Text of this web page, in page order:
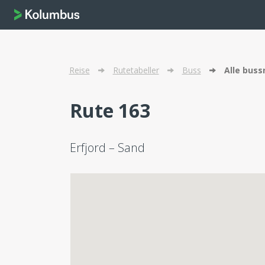
Reise Rutetabeller Buss Alle
Rute 163
Erfjord – Sand